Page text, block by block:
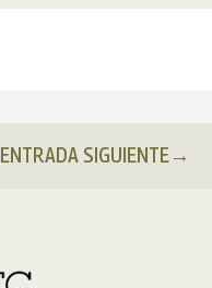
ENTRADA SIGUIENTE→